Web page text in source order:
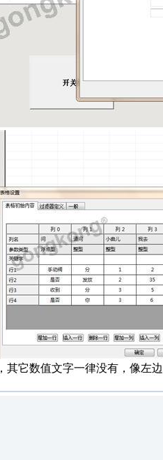
其它数值文字一律没有，像左